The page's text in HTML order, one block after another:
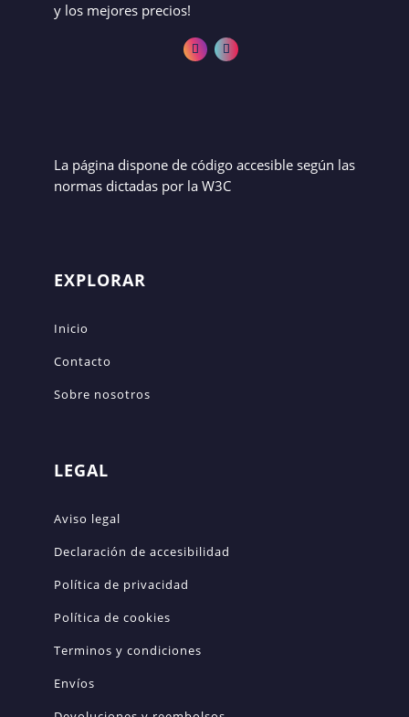
y los mejores precios!
La página dispone de código accesible según las
normas dictadas por la W3C
EXPLORAR
Inicio
Contacto
Sobre nosotros
LEGAL
Aviso legal
Declaración de accesibilidad
Política de privacidad
Política de cookies
Terminos y condiciones
Envíos